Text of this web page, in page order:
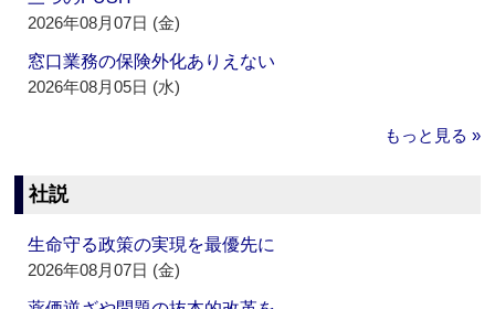
2026年08月07日 (金)
窓口業務の保険外化ありえない
2026年08月05日 (水)
もっと見る »
社説
生命守る政策の実現を最優先に
2026年08月07日 (金)